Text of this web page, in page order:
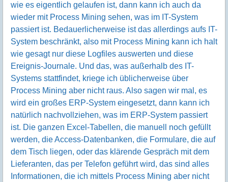
wie es eigentlich gelaufen ist, dann kann ich auch da
wieder mit Process Mining sehen, was im IT-System
passiert ist. Bedauerlicherweise ist das allerdings aufs IT-
System beschränkt, also mit Process Mining kann ich halt
wie gesagt nur diese Logfiles auswerten und diese
Ereignis-Journale. Und das, was außerhalb des IT-
Systems stattfindet, kriege ich üblicherweise über
Process Mining aber nicht raus. Also sagen wir mal, es
wird ein großes ERP-System eingesetzt, dann kann ich
natürlich nachvollziehen, was im ERP-System passiert
ist. Die ganzen Excel-Tabellen, die manuell noch gefüllt
werden, die Access-Datenbanken, die Formulare, die auf
dem Tisch liegen, oder das klärende Gespräch mit dem
Lieferanten, das per Telefon geführt wird, das sind alles
Informationen, die ich mittels Process Mining aber nicht